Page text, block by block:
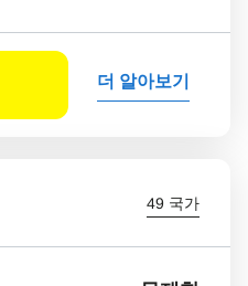
더 알아보기
49 국가